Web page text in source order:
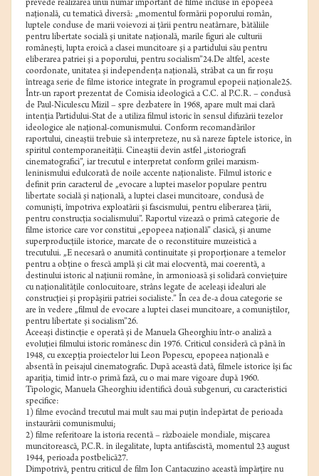
prevede realizarea unui număr important de filme incluse în epopeea
naţională, cu tematică diversă: „momentul formării poporului român,
luptele conduse de marii voievozi ai ţării pentru neatârnare, bătăliile
pentru libertate socială şi unitate naţională, marile figuri ale culturii
româneşti, lupta eroică a clasei muncitoare şi a partidului său pentru
eliberarea patriei şi a poporului, pentru socialism”24.De altfel, aceste
coordonate, unitatea şi independenţa naţională, străbat ca un fir roşu
întreaga serie de filme istorice integrate în programul epopeii naţionale25.
Într-un raport prezentat de Comisia ideologică a C.C. al P.C.R. – condusă
de Paul-Niculescu Mizil – spre dezbatere în 1968, apare mult mai clară
intenţia Partidului-Stat de a utiliza filmul istoric în sensul difuzării tezelor
ideologice ale naţional-comunismului. Conform recomandărilor
raportului, cineaştii trebuie să interpreteze, nu să nareze faptele istorice, în
spiritul contemporaneităţii. Cineaştii devin astfel „istoriografi
cinematografici”, iar trecutul e interpretat conform grilei marxism-
leninismului edulcorată de noile accente naţionaliste. Filmul istoric e
definit prin caracterul de „evocare a luptei maselor populare pentru
libertate socială şi naţională, a luptei clasei muncitoare, condusă de
comunişti, împotriva exploatării şi fascismului, pentru eliberarea ţării,
pentru construcţia socialismului”. Raportul vizează o primă categorie de
filme istorice care vor constitui „epopeea naţională” clasică, şi anume
superproducţiile istorice, marcate de o reconstituire muzeistică a
trecutului. „E necesară o anumită continuitate şi proporţionare a temelor
pentru a obţine o frescă amplă şi cât mai elocventă, mai coerentă, a
destinului istoric al naţiunii române, în armonioasă şi solidară convieţuire
cu naţionalităţile conlocuitoare, strâns legate de aceleaşi idealuri ale
construcţiei şi propăşirii patriei socialiste.” În cea de-a doua categorie se
are în vedere „filmul de evocare a luptei clasei muncitoare, a comuniştilor,
pentru libertate şi socialism”26.
Aceeaşi distincţie e operată şi de Manuela Gheorghiu într-o analiză a
evoluţiei filmului istoric românesc din 1976. Criticul consideră că până în
1948, cu excepţia proiectelor lui Leon Popescu, epopeea naţională e
absentă în peisajul cinematografic. După această dată, filmele istorice îşi fac
apariţia, timid într-o primă fază, cu o mai mare vigoare după 1960.
Tipologic, Manuela Gheorghiu identifică două subgenuri, cu caracteristici
specifice:
1) filme evocând trecutul mai mult sau mai puţin îndepărtat de perioada
instaurării comunismului;
2) filme referitoare la istoria recentă – războaiele mondiale, mişcarea
muncitorească, P.C.R. în ilegalitate, lupta antifascistă, momentul 23 august
1944, perioada postbelică27.
Dimpotrivă, pentru criticul de film Ion Cantacuzino această împărţire nu